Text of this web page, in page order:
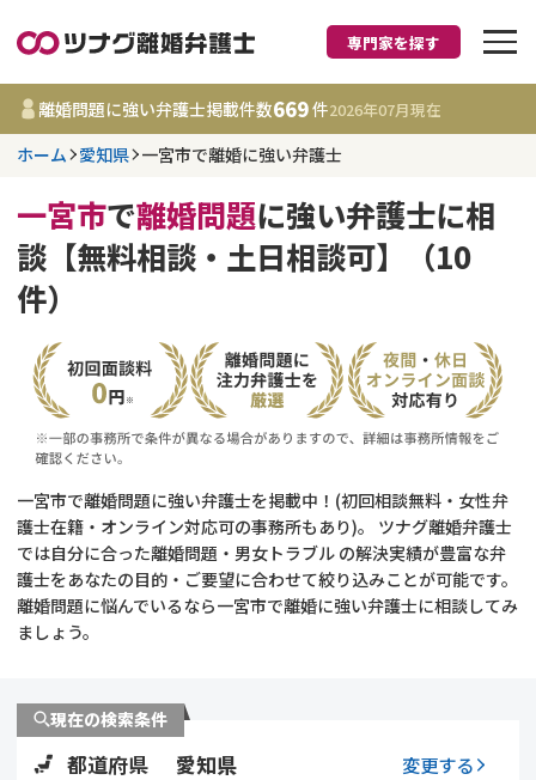
離婚に強い弁護士
事務所 669
件
更新日 :2026年07月31日
離婚前相談
DV
不貞・不倫慰謝料請求
費用相場
財産分与
養育費
専門家を探す
離婚問題に強い弁護士掲載件数669件2026年07月現在
ホーム 愛知県 一宮市で離婚に強い弁護士
一宮市で離婚問題に強い弁護士に相
談【無料相談・土日相談可】（10
件）
一宮市で離婚問題に強い弁護士を掲載中！(初回相談無料・女性弁
護士在籍・オンライン対応可の事務所もあり)。 ツナグ離婚弁護士
では自分に合った離婚問題・男女トラブル の解決実績が豊富な弁
護士をあなたの目的・ご要望に合わせて絞り込みことが可能です。
離婚問題に悩んでいるなら一宮市で離婚に強い弁護士に相談してみ
ましょう。
現在の検索条件
都道府県 愛知県 変更する